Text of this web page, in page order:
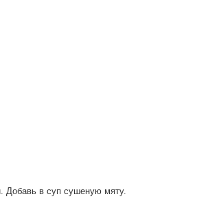
Добавь в суп сушеную мяту.